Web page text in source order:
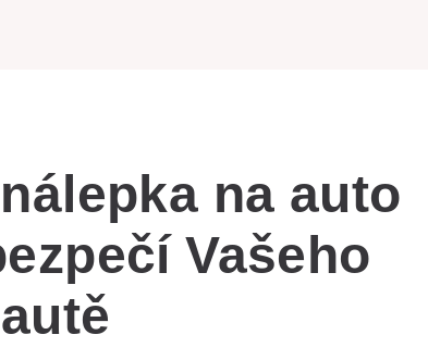
na auto
Vašeho